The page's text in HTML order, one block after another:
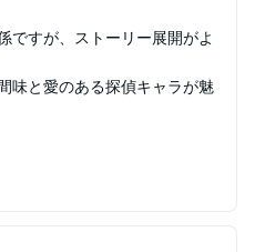
ですが、ストーリー展開がよ
味と愛のある探偵キャラが魅